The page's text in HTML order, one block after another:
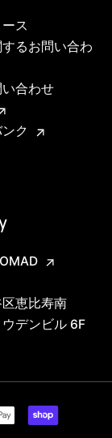
ール NEW
ス
るお問い合わ
合わせ
ク
恵比寿南
デンビル 6F